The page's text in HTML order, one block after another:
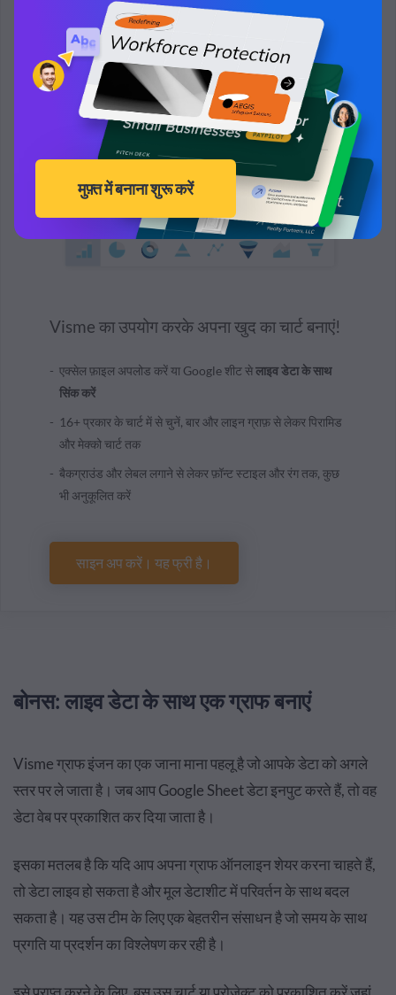
Visme का उपयोग करके अपना खुद का चार्ट बनाएं!
एक्सेल फ़ाइल अपलोड करें या Google शीट सेलाइव डेटा के साथ
सिंक करें
16+ प्रकार के चार्ट में से चुनें, बार और लाइन ग्राफ़ से लेकर पिरामिड
और मेक्को चार्ट तक
बैकग्राउंड और लेबल लगाने से लेकर फ़ॉन्ट स्टाइल और रंग तक, कुछ
भी अनुकूलित करें
साइन अप करें। यह फ्री है।
बोनस: लाइव डेटा के साथ एक ग्राफ बनाएं
Visme ग्राफ इंजन का एक जाना माना पहलू है जो आपके डेटा को अगले
स्तर पर ले जाता है। जब आप Google Sheet डेटा इनपुट करते हैं, तो वह
डेटा वेब पर प्रकाशित कर दिया जाता है।
इसका मतलब है कि यदि आप अपना ग्राफ ऑनलाइन शेयर करना चाहते हैं,
तो डेटा लाइव हो सकता है और मूल डेटाशीट में परिवर्तन के साथ बदल
सकता है। यह उस टीम के लिए एक बेहतरीन संसाधन है जो समय के साथ
प्रगति या प्रदर्शन का विश्लेषण कर रही है।